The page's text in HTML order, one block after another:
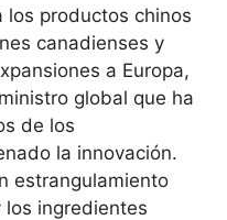
los productos chinos
canadienses y
a Europa,
global que ha
de los
la innovación.
estrangulamiento
ingredientes